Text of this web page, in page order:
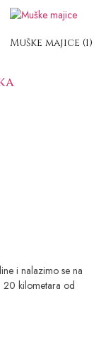
Muške majice (1)
i nalazimo se na
20 kilometara od